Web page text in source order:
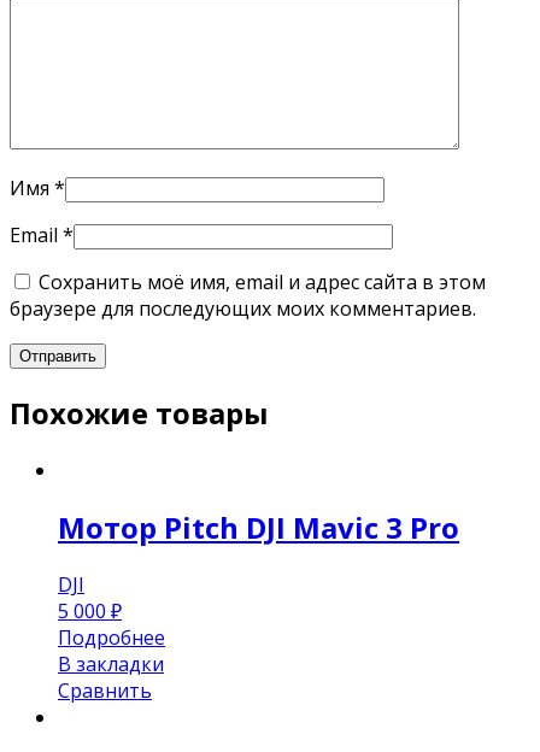
Имя *
Email *
Сохранить моё имя, email и адрес сайта в этом
браузере для последующих моих комментариев.
Похожие товары
Мотор Pitch DJI Mavic 3 Pro
DJI
5 000 ₽
Подробнее
В закладки
Сравнить